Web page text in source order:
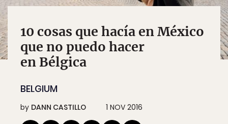
10 cosas que hacía en México
que no puedo hacer
en Bélgica
BELGIUM
by DANN CASTILLO 1 NOV 2016